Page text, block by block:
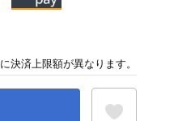
決済上限額が異なります。